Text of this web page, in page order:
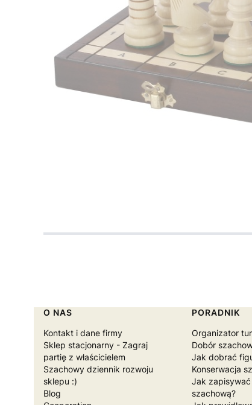
Naciśnij Enter lub spację, aby otworzyć
Naciśnij Enter lub spację, aby otworzyć
Naciśnij Enter lub spację, aby otworzyć
Naciśnij Enter lub spację, aby otworzyć
Naciśnij Enter lub spację, aby otworzyć
Naciśnij Enter lub spację, aby otworzyć
Linki w stopce
O NAS
Kontakt i dane firmy
Sklep stacjonarny - Zagraj
partię z właścicielem
Szachowy dziennik rozwoju
sklepu :)
Blog
PORADNIK
Organizator
Dobór
Jak dobrać
Konserwacja
Jak
szachową?